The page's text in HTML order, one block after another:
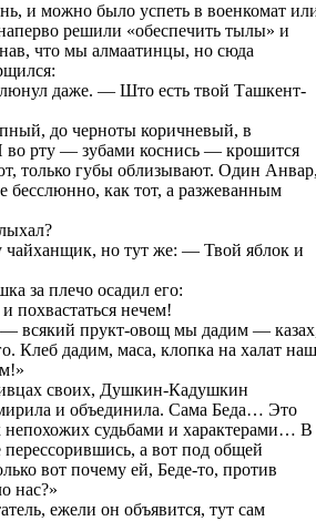
и можно было успеть в военкомат
решили «обеспечить тылы» и
что мы алмаатинцы, но сюда
даже. — Што есть твой Ташкент-
до черноты коричневый, в
рту — зубами коснись — крошится
только губы облизывают. Один Анвар,
бесслюнно, как тот, а разжеванным
но тут же: — Твой яблок и
за плечо осадил его:
похвастаться нечем!
всякий прукт-овощ мы дадим —
Клеб дадим, маса, клопка на халат наш
своих, Душкин-Кадушкин
и объединила. Сама Беда… Это
непохожих судьбами и характерами… В
а вот под общей
вот почему ей, Беде-то, против
нас?»
ежели он объявится, тут сам